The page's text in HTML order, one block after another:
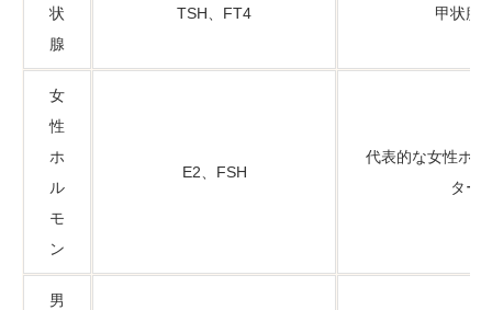
状
腺
TSH、FT4 甲状腺
女
性
ホ
ル
モ
ン
E2、FSH
代表的な女性ホ
ター
男